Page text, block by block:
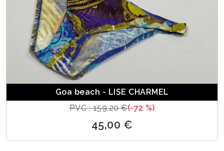
Goa beach - LISE CHARMEL
PVC : 159,20 €(-72 %)
45,00 €